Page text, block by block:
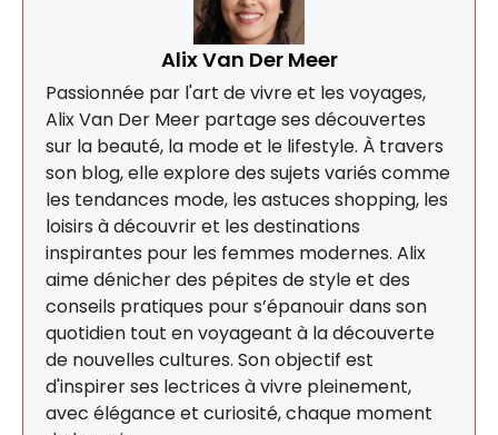
Alix Van Der Meer
Passionnée par l'art de vivre et les voyages,
Alix Van Der Meer partage ses découvertes
sur la beauté, la mode et le lifestyle. À travers
son blog, elle explore des sujets variés comme
les tendances mode, les astuces shopping, les
loisirs à découvrir et les destinations
inspirantes pour les femmes modernes. Alix
aime dénicher des pépites de style et des
conseils pratiques pour s’épanouir dans son
quotidien tout en voyageant à la découverte
de nouvelles cultures. Son objectif est
d'inspirer ses lectrices à vivre pleinement,
avec élégance et curiosité, chaque moment